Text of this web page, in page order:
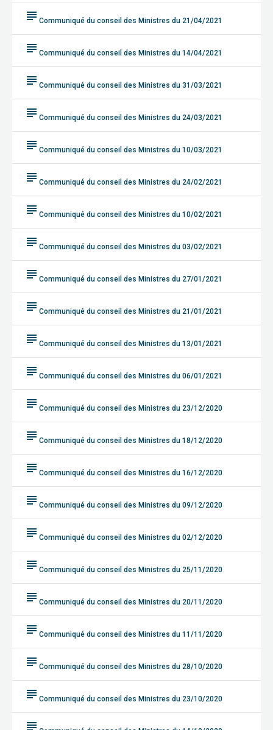
subject Communiqué du conseil des Ministres du 21/04/2021
subject Communiqué du conseil des Ministres du 14/04/2021
subject Communiqué du conseil des Ministres du 31/03/2021
subject Communiqué du conseil des Ministres du 24/03/2021
subject Communiqué du conseil des Ministres du 10/03/2021
subject Communiqué du conseil des Ministres du 24/02/2021
subject Communiqué du conseil des Ministres du 10/02/2021
subject Communiqué du conseil des Ministres du 03/02/2021
subject Communiqué du conseil des Ministres du 27/01/2021
subject Communiqué du conseil des Ministres du 21/01/2021
subject Communiqué du conseil des Ministres du 13/01/2021
subject Communiqué du conseil des Ministres du 06/01/2021
subject Communiqué du conseil des Ministres du 23/12/2020
subject Communiqué du conseil des Ministres du 18/12/2020
subject Communiqué du conseil des Ministres du 16/12/2020
subject Communiqué du conseil des Ministres du 09/12/2020
subject Communiqué du conseil des Ministres du 02/12/2020
subject Communiqué du conseil des Ministres du 25/11/2020
subject Communiqué du conseil des Ministres du 20/11/2020
subject Communiqué du conseil des Ministres du 11/11/2020
subject Communiqué du conseil des Ministres du 28/10/2020
subject Communiqué du conseil des Ministres du 23/10/2020
subject